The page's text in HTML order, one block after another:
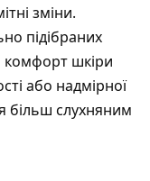
зміни.
підібраних
комфорт шкіри
або надмірної
більш слухняним